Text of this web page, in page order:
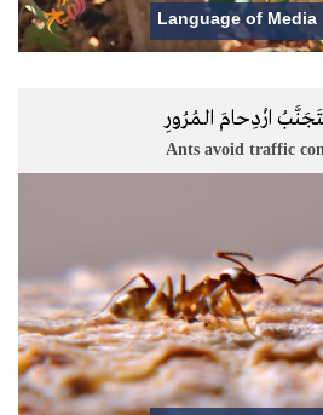
Language of Media
ازْدِحامَ الـمُرُورِ
Ants avoid traffic